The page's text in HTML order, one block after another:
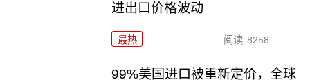
进出口价格波动
最热 阅读 8258
99%美国进口被重新定价，全球